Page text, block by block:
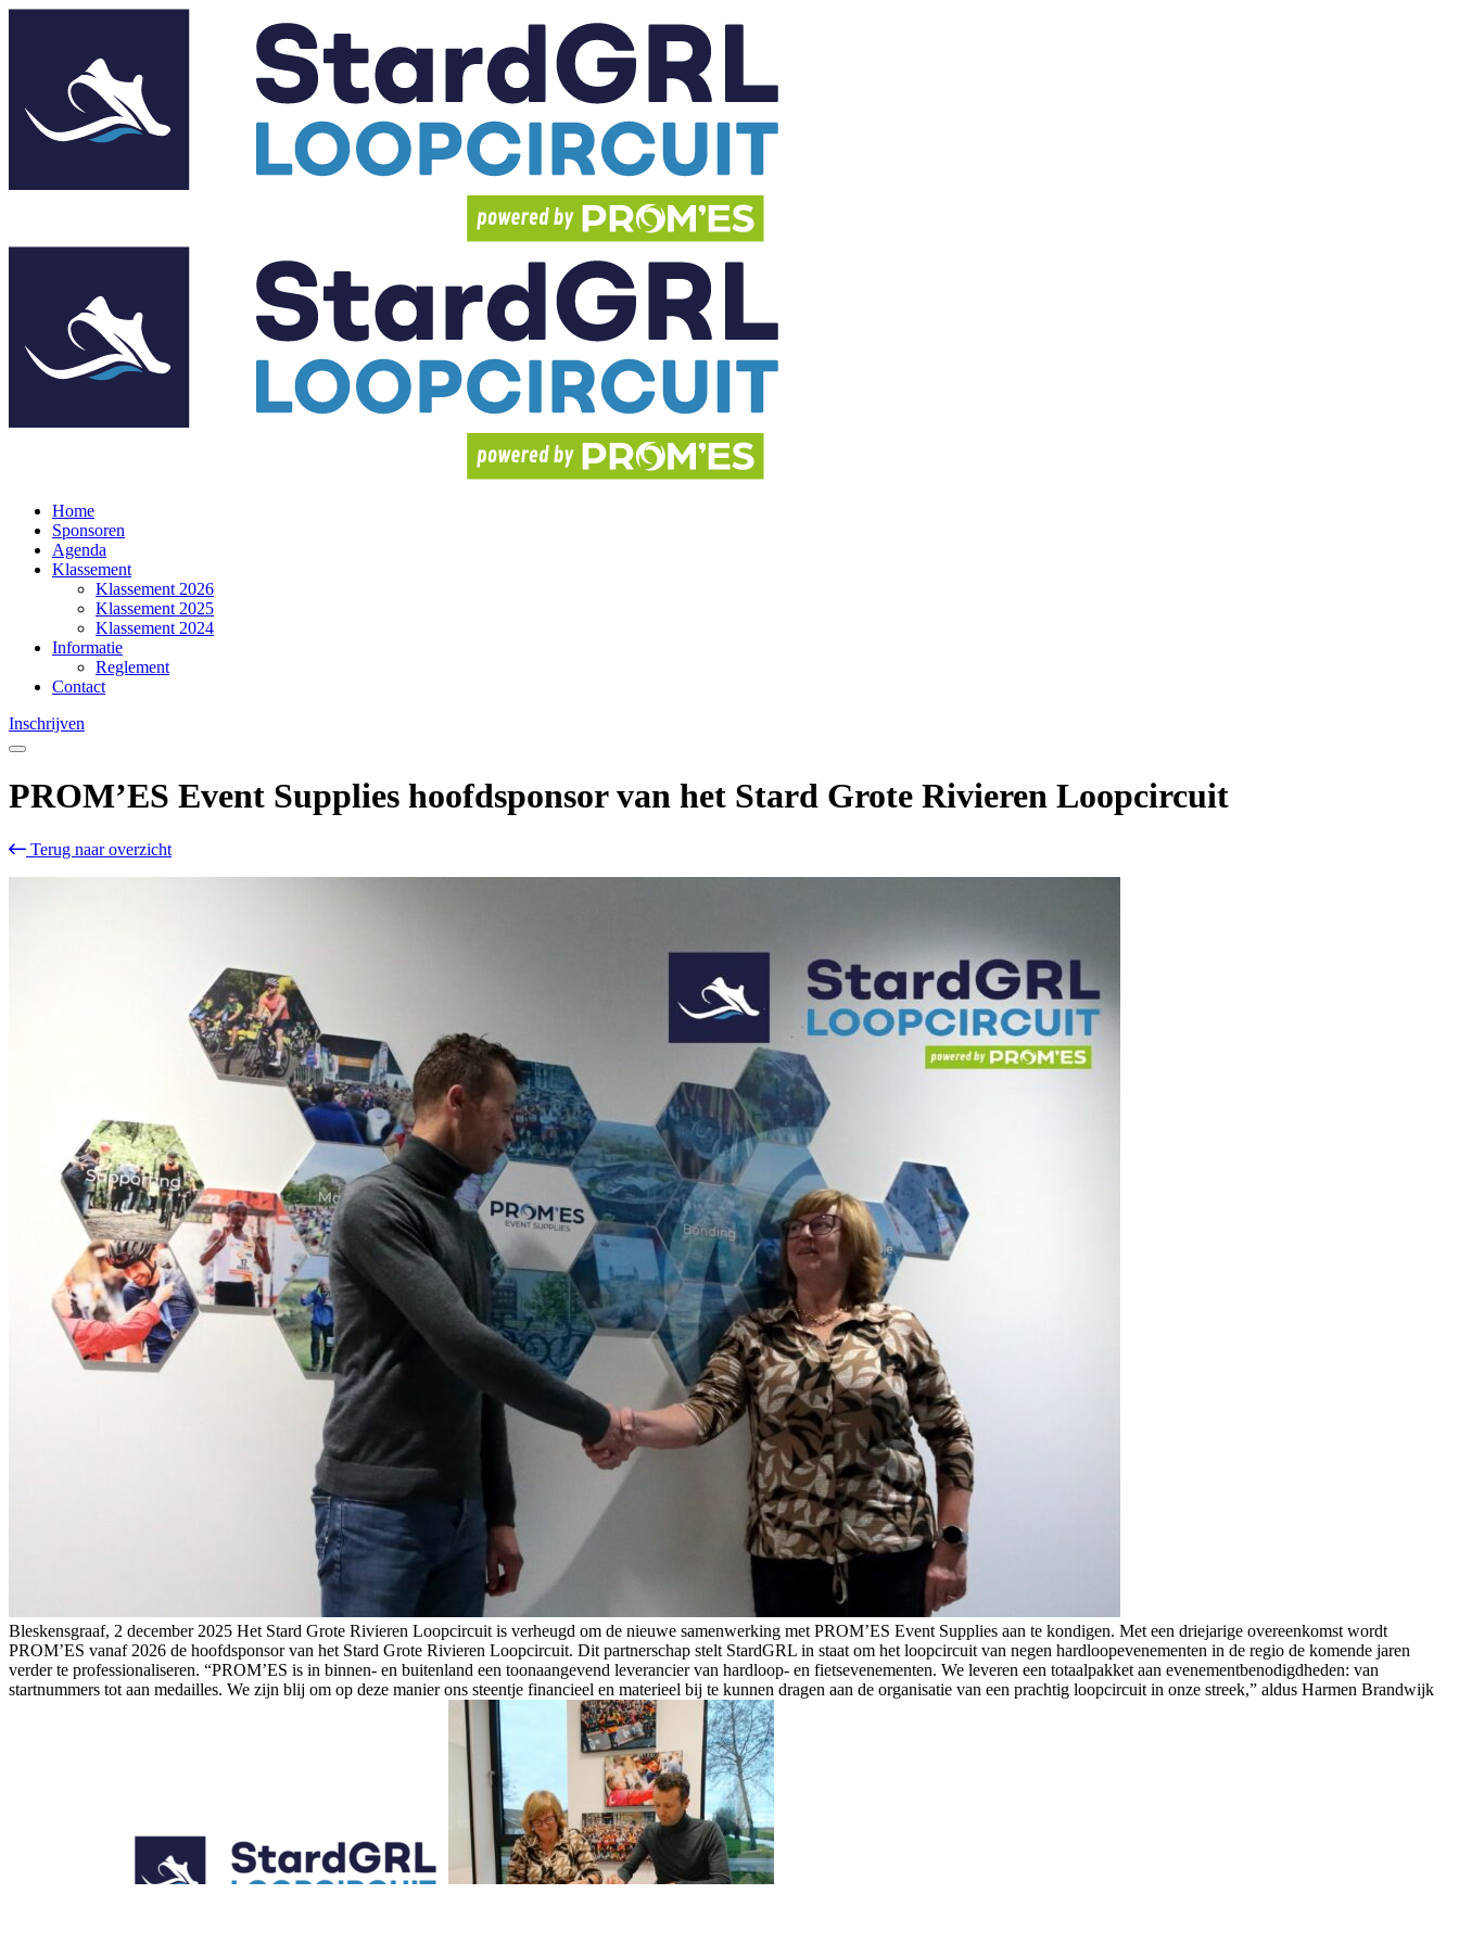
Home
Sponsoren
Agenda
Klassement
Klassement 2026
Klassement 2025
Klassement 2024
Informatie
Reglement
Contact
Inschrijven
PROM’ES Event Supplies hoofdsponsor van het Stard Grote Rivieren Loopcircuit
Terug naar overzicht
Bleskensgraaf, 2 december 2025 Het Stard Grote Rivieren Loopcircuit is verheugd om de nieuwe samenwerking met PROM’ES Event Supplies aan te kondigen. Met een driejarige overeenkomst wordt
PROM’ES vanaf 2026 de hoofdsponsor van het Stard Grote Rivieren Loopcircuit. Dit partnerschap stelt StardGRL in staat om het loopcircuit van negen hardloopevenementen in de regio de komende jaren
verder te professionaliseren. “PROM’ES is in binnen- en buitenland een toonaangevend leverancier van hardloop- en fietsevenementen. We leveren een totaalpakket aan evenementbenodigdheden: van
startnummers tot aan medailles. We zijn blij om op deze manier ons steentje financieel en materieel bij te kunnen dragen aan de organisatie van een prachtig loopcircuit in onze streek,” aldus Harmen Brandwijk